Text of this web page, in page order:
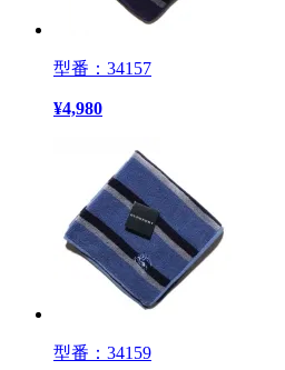
型番：34157
¥4,980
型番：34159